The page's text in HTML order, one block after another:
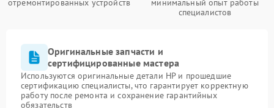
отремонтированных устройств
минимальный опыт работы
специалистов
Оригинальные запчасти и
сертифицированные мастера
Используются оригинальные детали HP и прошедшие
сертификацию специалисты, что гарантирует корректную
работу после ремонта и сохранение гарантийных
обязательств